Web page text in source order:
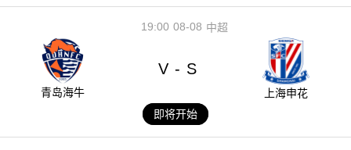
08-08
19:00 中超
青岛海牛
V - S
上海申花
即将开始